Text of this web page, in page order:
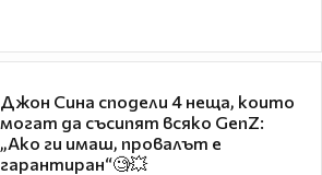
Джон Сина сподели 4 неща, които
могат да съсипят всяко GenZ:
„Ако ги имаш, провалът е
гарантиран“🧐💥